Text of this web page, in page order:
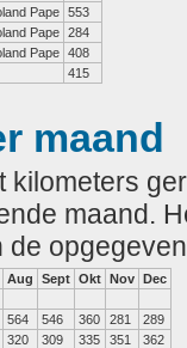
Pape 553
Pape 284
Pape 408
415
maand
kilometers
maand.
Aug Sept Okt Nov Dec
564 546 360 281
289
320 309 335 351
362